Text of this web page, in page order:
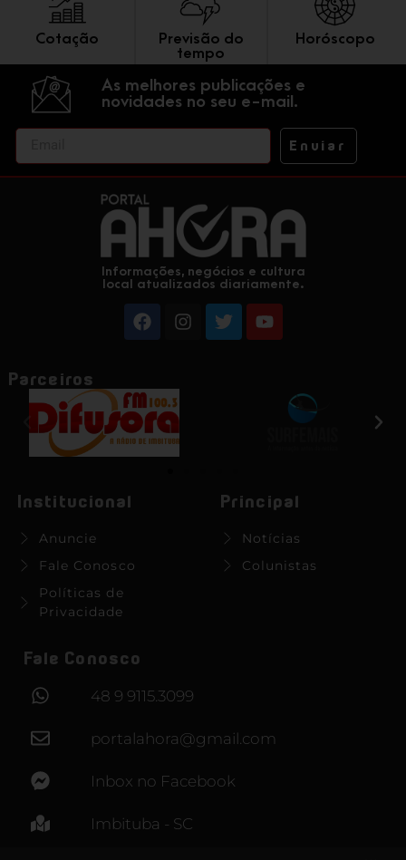
Cotação
Previsão do
tempo
Horóscopo
As melhores publicações e
novidades no seu e-mail.
Enviar
Informações, negócios e cultura
local atualizados diariamente.
Parceiros
Institucional
Anuncie
Fale Conosco
Políticas de
Privacidade
Principal
Notícias
Colunistas
Fale Conosco
48 9 9115.3099
portalahora@gmail.com
Inbox no Facebook
Imbituba - SC